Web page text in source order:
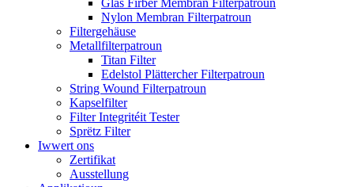
Glas Firber Membran Filterpatroun
Nylon Membran Filterpatroun
Filtergehäuse
Metallfilterpatroun
Titan Filter
Edelstol Plättercher Filterpatroun
String Wound Filterpatroun
Kapselfilter
Filter Integritéit Tester
Sprëtz Filter
Iwwert ons
Zertifikat
Ausstellung